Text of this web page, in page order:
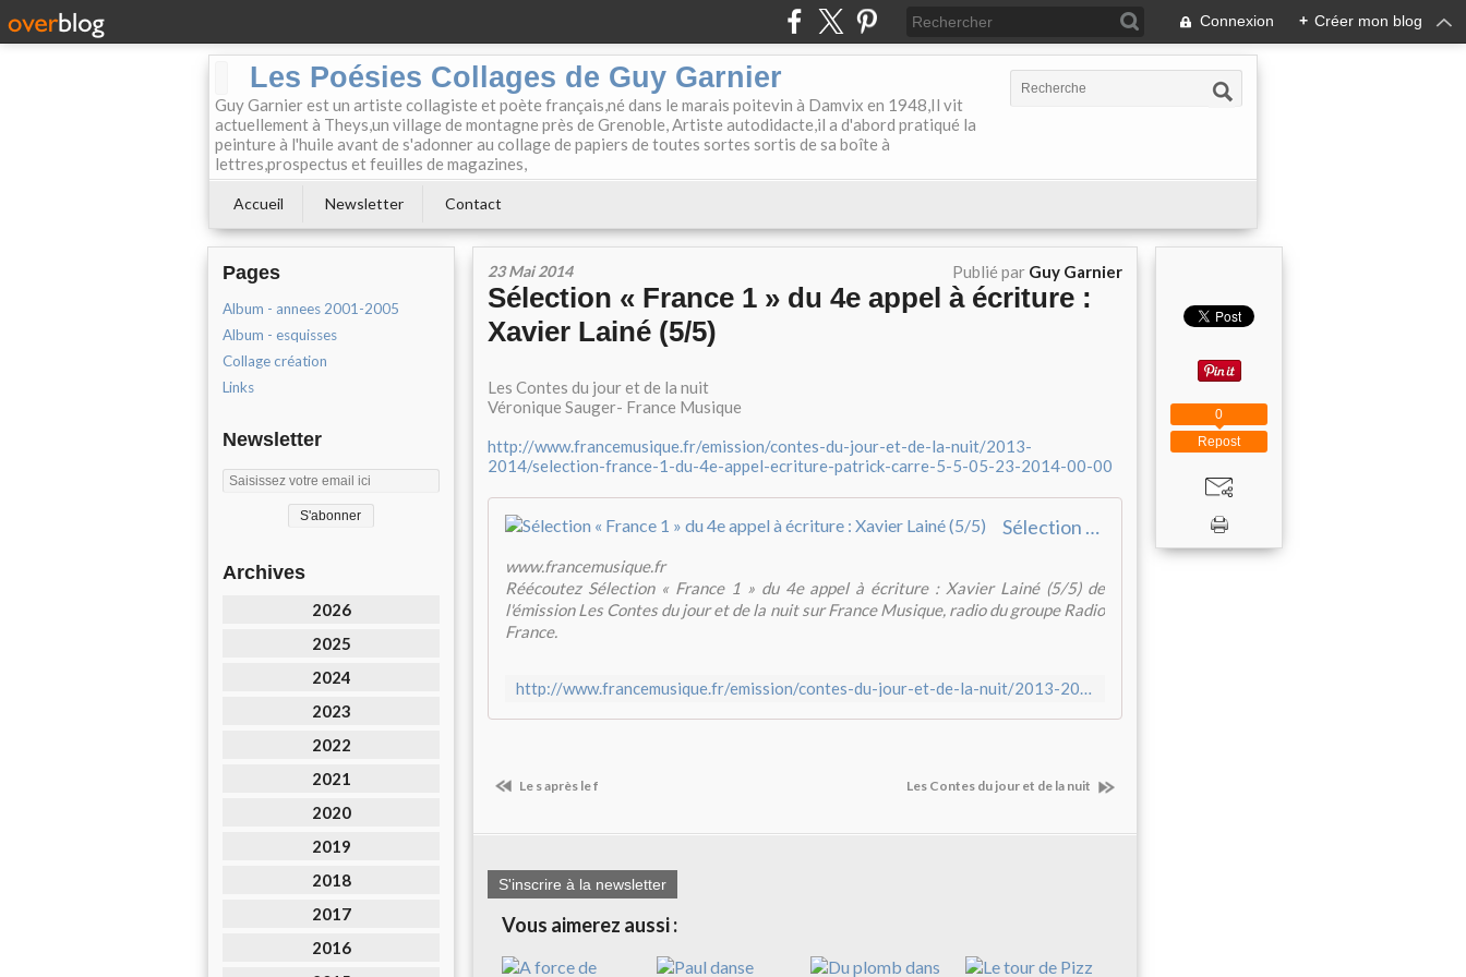
Connexion + Créer mon blog
Les Poésies Collages de Guy Garnier
Guy Garnier est un artiste collagiste et poète français,né dans le marais poitevin à Damvix en 1948,Il vit
actuellement à Theys,un village de montagne près de Grenoble, Artiste autodidacte,il a d'abord pratiqué la
peinture à l'huile avant de s'adonner au collage de papiers de toutes sortes sortis de sa boîte à
lettres,prospectus et feuilles de magazines,
Accueil Newsletter Contact
Pages
Album - annees 2001-2005
Album - esquisses
Collage création
Links
Newsletter
Archives
2026
2025
2024
2023
2022
2021
2020
2019
2018
2017
2016
23 Mai 2014 Publié par Guy Garnier
Sélection « France 1 » du 4e appel à écriture :
Xavier Lainé (5/5)
Les Contes du jour et de la nuit
Véronique Sauger- France Musique
http://www.francemusique.fr/emission/contes-du-jour-et-de-la-nuit/2013-
2014/selection-france-1-du-4e-appel-ecriture-patrick-carre-5-5-05-23-2014-00-00
Sélection « France 1 » du 4e appel à écriture : Xavier Lainé (5/5)
www.francemusique.fr
Réécoutez Sélection « France 1 » du 4e appel à écriture : Xavier Lainé (5/5) de
l'émission Les Contes du jour et de la nuit sur France Musique, radio du groupe Radio
France.
http://www.francemusique.fr/emission/contes-du-jour-et-de-la-nuit/2013-2014/selection-france-1-du-4e-appel-ecriture-patrick-carre-5-5-05-23-2014-00-00
Le s après le f Les Contes du jour et de la nuit
S'inscrire à la newsletter
Vous aimerez aussi :
Repost
0